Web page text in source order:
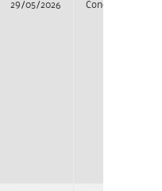
29/05/2026 Concurso